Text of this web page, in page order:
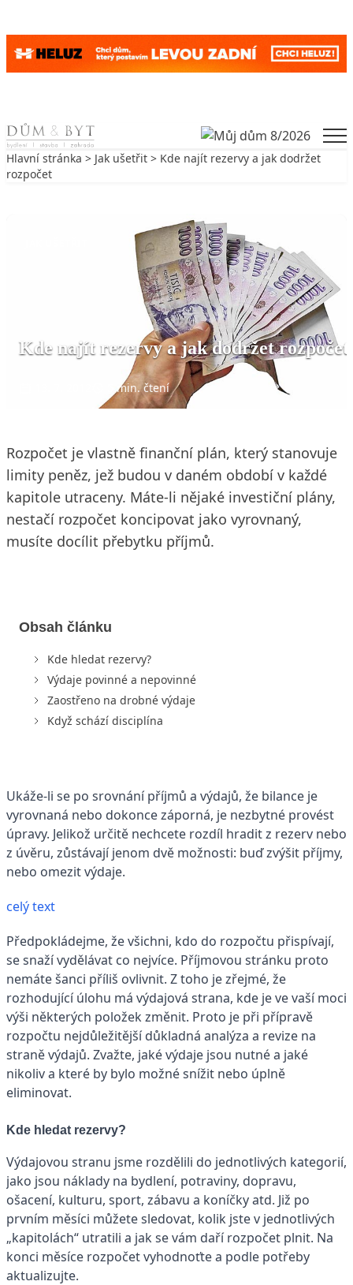
Skip to content
Hlavní stránka > Jak ušetřit > Kde najít rezervy a jak dodržet
rozpočet
Kde najít rezervy a jak dodržet rozpočet
5 min. čtení
Rozpočet je vlastně finanční plán, který stanovuje
limity peněz, jež budou v daném období v každé
kapitole utraceny. Máte-li nějaké investiční plány,
nestačí rozpočet koncipovat jako vyrovnaný,
musíte docílit přebytku příjmů.
Obsah článku
Kde hledat rezervy?
Výdaje povinné a nepovinné
Zaostřeno na drobné výdaje
Když schází disciplína
Ukáže-li se po srovnání příjmů a výdajů, že bilance je
vyrovnaná nebo dokonce záporná, je nezbytné provést
úpravy. Jelikož určitě nechcete rozdíl hradit z rezerv nebo
z úvěru, zůstávají jenom dvě možnosti: buď zvýšit příjmy,
nebo omezit výdaje.
celý text
Předpokládejme, že všichni, kdo do rozpočtu přispívají,
se snaží vydělávat co nejvíce. Příjmovou stránku proto
nemáte šanci příliš ovlivnit. Z toho je zřejmé, že
rozhodující úlohu má výdajová strana, kde je ve vaší moci
výši některých položek změnit. Proto je při přípravě
rozpočtu nejdůležitější důkladná analýza a revize na
straně výdajů. Zvažte, jaké výdaje jsou nutné a jaké
nikoliv a které by bylo možné snížit nebo úplně
eliminovat.
Kde hledat rezervy?
Výdajovou stranu jsme rozdělili do jednotlivých kategorií,
jako jsou náklady na bydlení, potraviny, dopravu,
ošacení, kulturu, sport, zábavu a koníčky atd. Již po
prvním měsíci můžete sledovat, kolik jste v jednotlivých
„kapitolách“ utratili a jak se vám daří rozpočet plnit. Na
konci měsíce rozpočet vyhodnoťte a podle potřeby
aktualizujte.